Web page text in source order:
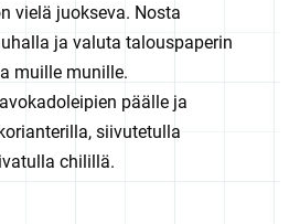
vielä juokseva. Nosta
ja valuta talouspaperin
muille munille.
päälle ja
siivutetulla
chilillä.